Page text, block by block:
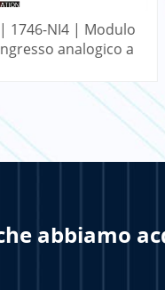
1746-NI4 | Modulo
analogico a
PIÙ
abbiamo